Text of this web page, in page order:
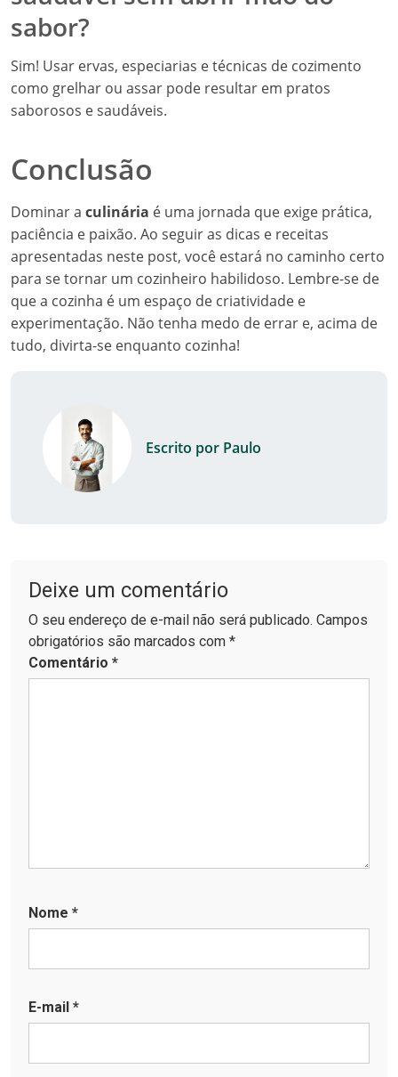
sabor?
Sim! Usar ervas, especiarias e técnicas de cozimento
como grelhar ou assar pode resultar em pratos
saborosos e saudáveis.
Conclusão
Dominar a culinária é uma jornada que exige prática,
paciência e paixão. Ao seguir as dicas e receitas
apresentadas neste post, você estará no caminho certo
para se tornar um cozinheiro habilidoso. Lembre-se de
que a cozinha é um espaço de criatividade e
experimentação. Não tenha medo de errar e, acima de
tudo, divirta-se enquanto cozinha!
Escrito por Paulo
Deixe um comentário
O seu endereço de e-mail não será publicado. Campos
obrigatórios são marcados com *
Comentário *
Nome *
E-mail *